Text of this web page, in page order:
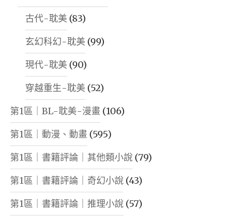
古代-耽美 (83)
玄幻科幻-耽美 (99)
現代-耽美 (90)
穿越重生-耽美 (52)
第1區｜BL-耽美-漫畫 (106)
第1區｜動漫、動畫 (595)
第1區｜書籍評論｜其他類小說 (79)
第1區｜書籍評論｜奇幻小說 (43)
第1區｜書籍評論｜推理小說 (57)